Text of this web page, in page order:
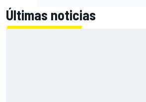
Últimas noticias